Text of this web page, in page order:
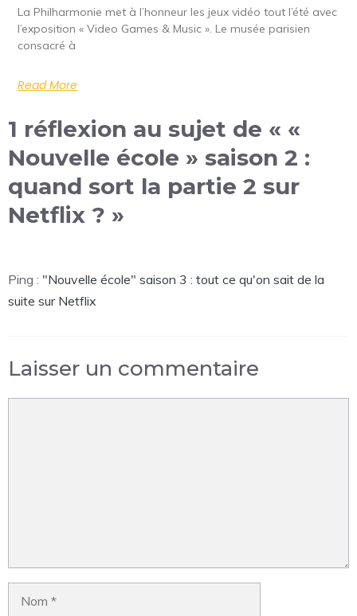
La Philharmonie met à l’honneur les jeux vidéo tout l’été avec
l’exposition « Video Games & Music ». Le musée parisien
consacré à
Read More
1 réflexion au sujet de « «
Nouvelle école » saison 2 :
quand sort la partie 2 sur
Netflix ? »
Ping : "Nouvelle école" saison 3 : tout ce qu'on sait de la
suite sur Netflix
Laisser un commentaire